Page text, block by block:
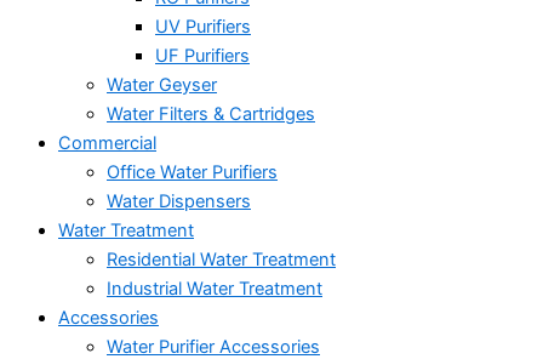
UV Purifiers
UF Purifiers
Water Geyser
Water Filters & Cartridges
Commercial
Office Water Purifiers
Water Dispensers
Water Treatment
Residential Water Treatment
Industrial Water Treatment
Accessories
Water Purifier Accessories